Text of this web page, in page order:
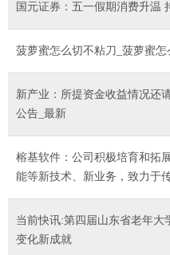
国元证券：五一假期消费升温
菠萝蜜怎么切不粘刀_菠萝蜜怎
新产业：所提资金收益情况还
公告_最新
榕基软件：公司积极培育和拓
能等新技术、新业务，致力于
开拓新的业务增长点，提升公
当前快讯:第四届山东省老年
变化新成就